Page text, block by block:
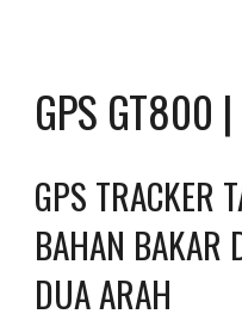
GPS GT800 |
GPS TRACKER
BAHAN BAKAR
DUA ARAH